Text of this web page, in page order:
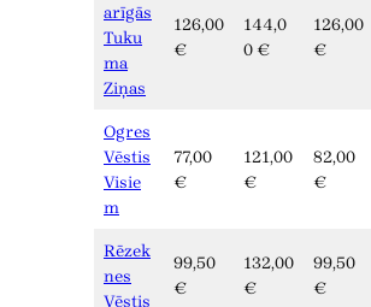
arīgās
Tuku
ma
Ziņas
126,00
€
144,0
0 €
126,00
€
Ogres
Vēstis
Visie
m
77,00
€
121,00
€
82,00
€
Rēzek
nes
Vēstis
99,50
€
132,00
€
99,50
€